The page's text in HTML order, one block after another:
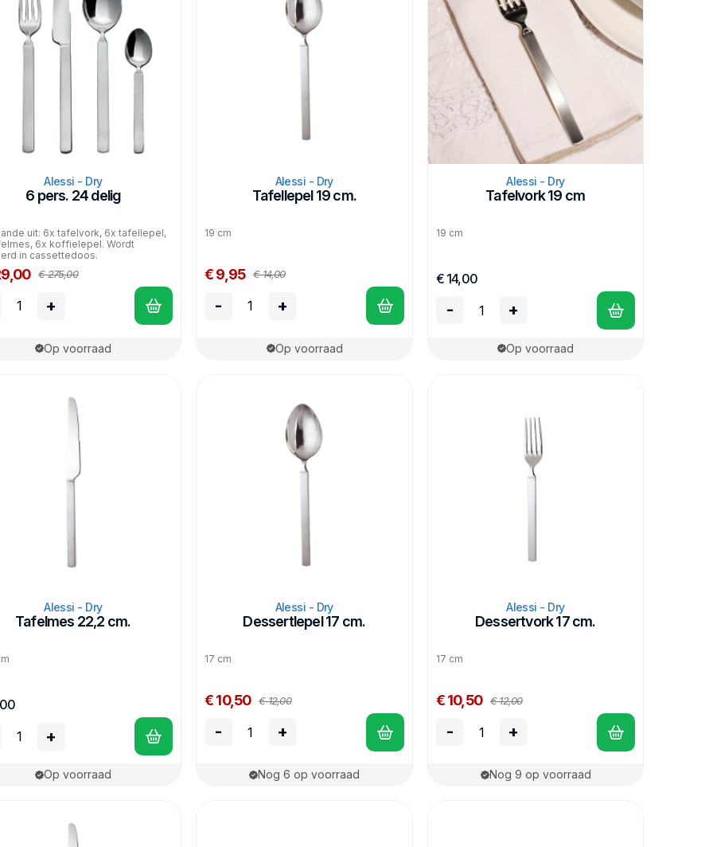
Alessi - Dry
6 pers. 24 delig
uit: 6x tafelvork, 6x tafellepel,
6x koffielepel. Wordt
in cassettedoos.
€ 275,00
+
Op voorraad
Alessi - Dry
Tafellepel 19 cm.
19 cm
€ 9,95 € 14,00
- +
Op voorraad
Alessi - Dry
Tafelvork 19 cm
19 cm
€ 14,00
- +
Op voorraad
Alessi - Dry
Tafelmes 22,2 cm.
+
Op voorraad
Alessi - Dry
Dessertlepel 17 cm.
17 cm
€ 10,50 € 12,00
- +
Nog 6 op voorraad
Alessi - Dry
Dessertvork 17 cm.
17 cm
€ 10,50 € 12,00
- +
Nog 9 op voorraad